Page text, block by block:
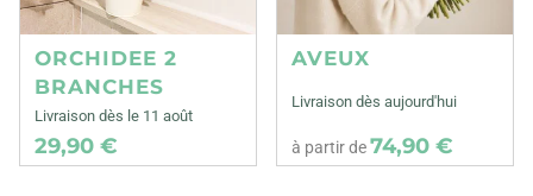
ORCHIDEE 2
BRANCHES
Livraison dès le 11 août
29,90 €
AVEUX
Livraison dès aujourd'hui
à partir de74,90 €